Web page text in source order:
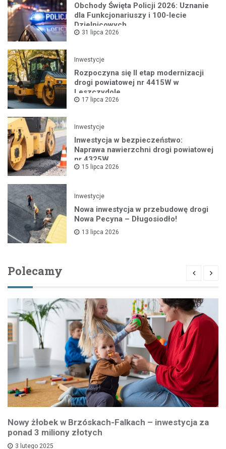
Obchody Święta Policji 2026: Uznanie
dla Funkcjonariuszy i 100-lecie
Dzielnicowych
31 lipca 2026
Inwestycje
Rozpoczyna się II etap modernizacji
drogi powiatowej nr 4415W w
Leszczydole
17 lipca 2026
Inwestycje
Inwestycja w bezpieczeństwo:
Naprawa nawierzchni drogi powiatowej
nr 4325W
15 lipca 2026
Inwestycje
Nowa inwestycja w przebudowę drogi
Nowa Pecyna – Długosiodło!
13 lipca 2026
Polecamy
Nowy żłobek w Brzóskach-Falkach – inwestycja za
ponad 3 miliony złotych
3 lutego 2025